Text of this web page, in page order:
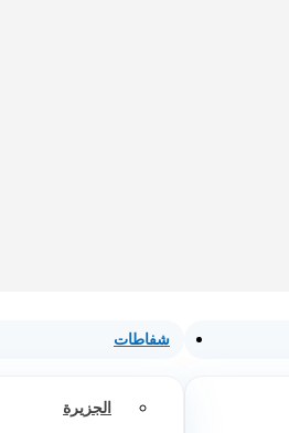
شفاطات
الجزيرة